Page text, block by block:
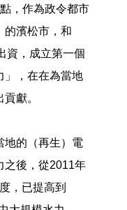
，作為政令都市
的濱松市，和
資，成立第一個
」，在在為當地
獻。
地的（再生）電
之後，從2011年
，已提高到